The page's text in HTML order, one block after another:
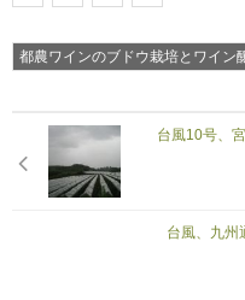
都農ワインのブドウ栽培とワイン
台風10号、
台風、九州